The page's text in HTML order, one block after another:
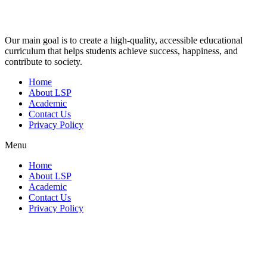
Our main goal is to create a high-quality, accessible educational
curriculum that helps students achieve success, happiness, and
contribute to society.
Home
About LSP
Academic
Contact Us
Privacy Policy
Menu
Home
About LSP
Academic
Contact Us
Privacy Policy